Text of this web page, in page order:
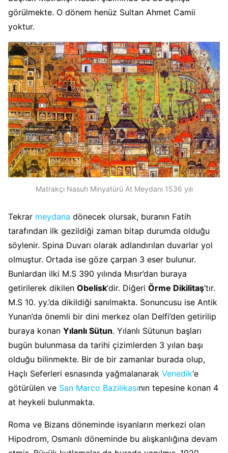
görülmekte. O dönem henüz Sultan Ahmet Camii
yoktur.
Matrakçı Nasuh Minyatürü At Meydanı 1536 yılı
Tekrar meydana dönecek olursak, buranın Fatih
tarafından ilk gezildiği zaman bitap durumda olduğu
söylenir. Spina Duvarı olarak adlandırılan duvarlar yol
olmuştur. Ortada ise göze çarpan 3 eser bulunur.
Bunlardan ilki M.S 390 yılında Mısır’dan buraya
getirilerek dikilen Obelisk‘dir. Diğeri Örme Dikilitaş‘tır.
M.S 10. yy.’da dikildiği sanılmakta. Sonuncusu ise Antik
Yunan’da önemli bir dini merkez olan Delfi’den getirilip
buraya konan Yılanlı Sütun. Yılanlı Sütunun başları
bugün bulunmasa da tarihi çizimlerden 3 yılan başı
olduğu bilinmekte. Bir de bir zamanlar burada olup,
Haçlı Seferleri esnasında yağmalanarak Venedik‘e
götürülen ve San Marco Bazilikasının tepesine konan 4
at heykeli bulunmakta.
Roma ve Bizans döneminde isyanların merkezi olan
Hipodrom, Osmanlı döneminde bu alışkanlığına devam